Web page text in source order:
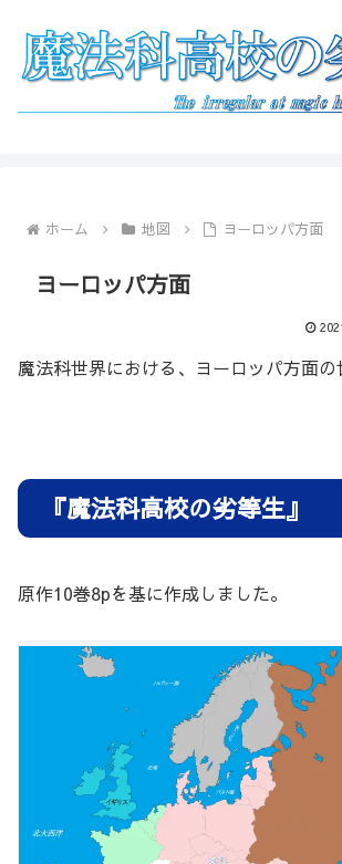
ホーム 地図 ヨーロッパ方面
ヨーロッパ方面
魔法科世界における、ヨーロッパ方面の
『魔法科高校の劣等生』
原作10巻8pを基に作成しました。